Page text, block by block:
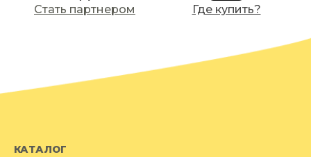
Стать партнером Где купить?
КАТАЛОГ